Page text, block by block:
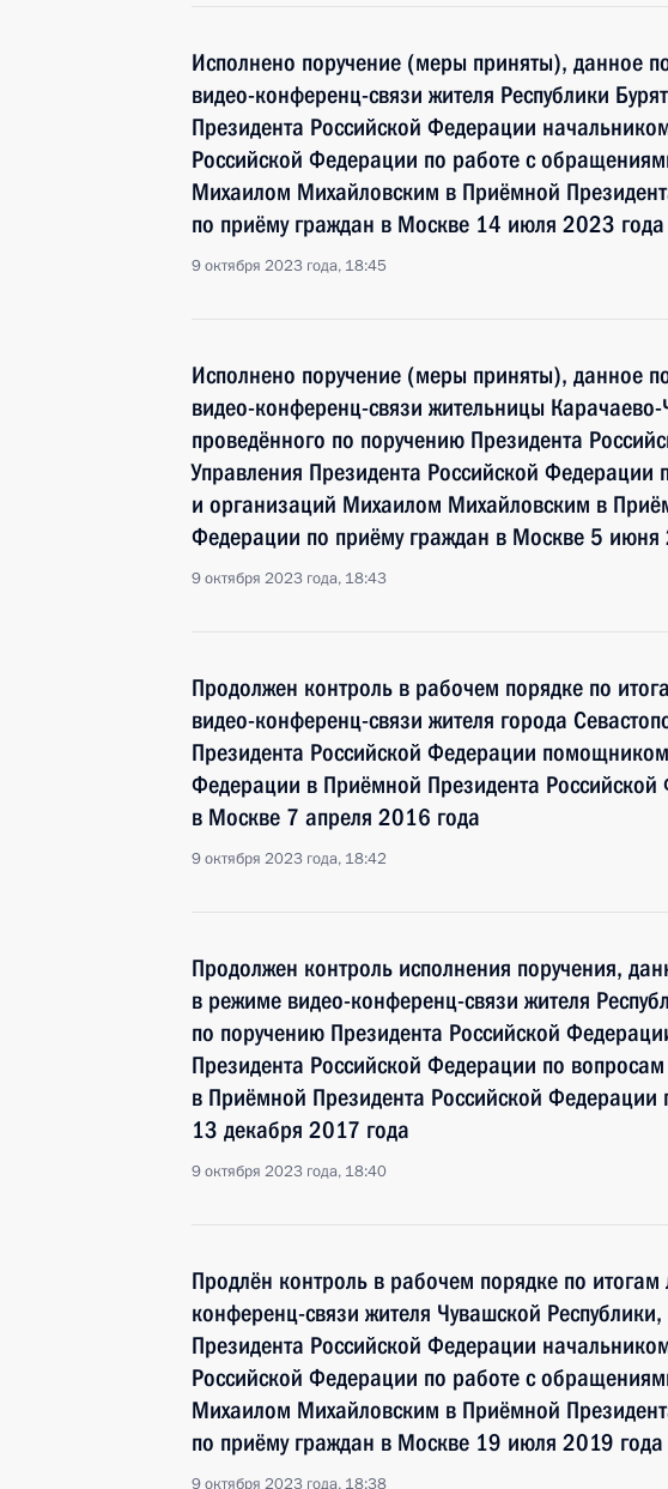
Исполнено поручение (меры приняты), данное
видео-конференц-связи жителя Республики
Президента Российской Федерации
Российской Федерации по работе с
Михаилом Михайловским в Приёмной
по приёму граждан в Москве 14 июля 2023 года
9 октября 2023 года, 18:45
Исполнено поручение (меры приняты), данное
видео-конференц-связи жительницы Карачаево-
проведённого по поручению Президента
Управления Президента Российской
и организаций Михаилом Михайловским в
Федерации по приёму граждан в Москве 5 июня
9 октября 2023 года, 18:43
Продолжен контроль в рабочем порядке по
видео-конференц-связи жителя города
Президента Российской Федерации
Федерации в Приёмной Президента
в Москве 7 апреля 2016 года
9 октября 2023 года, 18:42
Продолжен контроль исполнения поручения,
в режиме видео-конференц-связи жителя
по поручению Президента Российской
Президента Российской Федерации по
в Приёмной Президента Российской
13 декабря 2017 года
9 октября 2023 года, 18:40
Продлён контроль в рабочем порядке по
конференц-связи жителя Чувашской
Президента Российской Федерации
Российской Федерации по работе с
Михаилом Михайловским в Приёмной
по приёму граждан в Москве 19 июля 2019 года
9 октября 2023 года, 18:38